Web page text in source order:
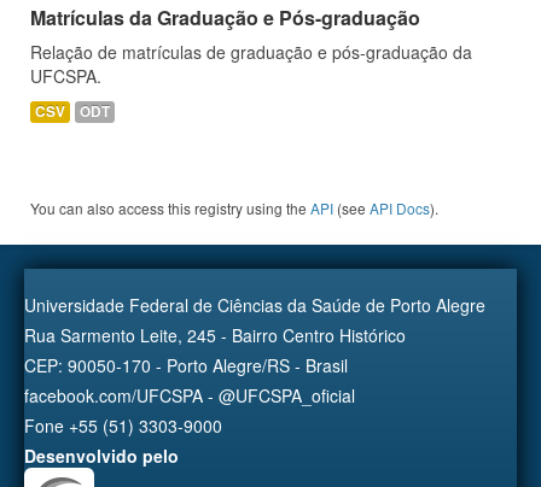
Matrículas da Graduação e Pós-graduação
Relação de matrículas de graduação e pós-graduação da
UFCSPA.
CSV ODT
You can also access this registry using the API (see API Docs).
Universidade Federal de Ciências da Saúde de Porto Alegre
Rua Sarmento Leite, 245 - Bairro Centro Histórico
CEP: 90050-170 - Porto Alegre/RS - Brasil
facebook.com/UFCSPA - @UFCSPA_oficial
Fone +55 (51) 3303-9000
Desenvolvido pelo